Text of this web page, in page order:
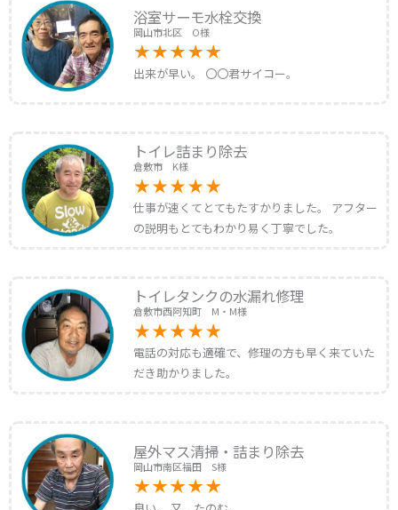
浴室サーモ水栓交換
岡山市北区 O様
出来が早い。 〇〇君サイコー。
トイレ詰まり除去
倉敷市 K様
仕事が速くてとてもたすかりました。 アフター
の説明もとてもわかり易く丁寧でした。
トイレタンクの水漏れ修理
倉敷市西阿知町 M・M様
電話の対応も適確で、修理の方も早く来ていた
だき助かりました。
屋外マス清掃・詰まり除去
岡山市南区福田 S様